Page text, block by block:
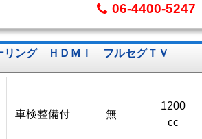
06-4400-5247
リング ＨＤＭＩ フルセグＴＶ
車検整備付 無
1200
cc